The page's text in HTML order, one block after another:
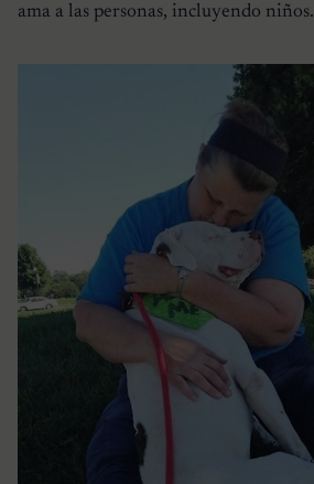
ama a las personas, incluyendo niños.